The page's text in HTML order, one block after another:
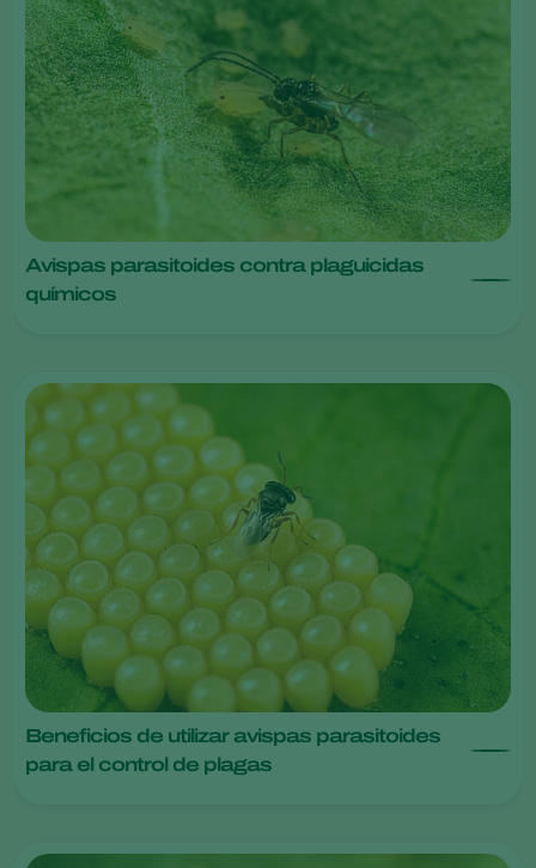
Avispas parasitoides contra plaguicidas
químicos
Beneficios de utilizar avispas parasitoides
para el control de plagas